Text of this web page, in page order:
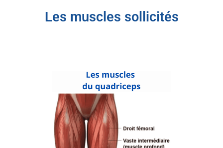
Les muscles sollicités